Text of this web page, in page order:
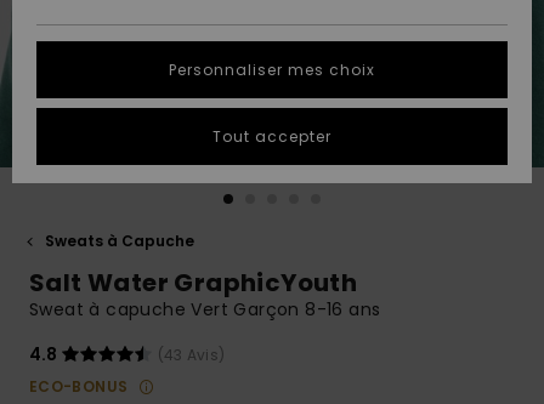
A
Découvrir
A
Découvrir
tailles
conversation
obtenir la
plus rapide
à votre
Démarrer
QUIKSILVER
Sweats à Capuche
Salt Water GraphicYouth
Sweat à capuche Vert Garçon 8-16 ans
4.8
(43 Avis)
ECO-BONUS
Personnaliser mes choix
Tout accepter